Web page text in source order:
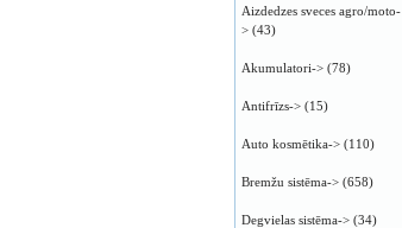
Aizdedzes sveces agro/moto-
> (43)
Akumulatori-> (78)
Antifrīzs-> (15)
Auto kosmētika-> (110)
Bremžu sistēma-> (658)
Degvielas sistēma-> (34)